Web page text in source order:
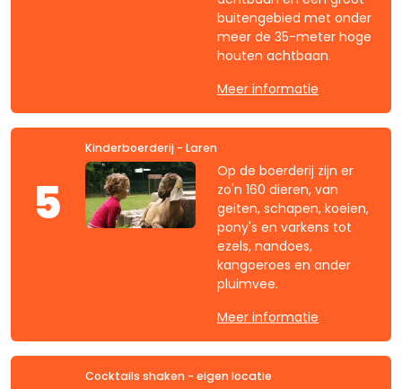
buitengebied met onder
meer de 35-meter hoge
houten achtbaan.
Meer informatie
5
Kinderboerderij - Laren
Op de boerderij zijn er
zo'n 160 dieren, van
geiten, schapen, koeien,
pony's en varkens tot
ezels, nandoes,
kangoeroes en ander
pluimvee.
Meer informatie
Cocktails shaken - eigen locatie